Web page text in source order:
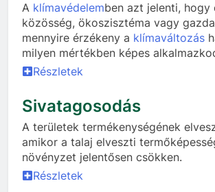
A klímavédelemben azt jelenti, hogy
közösség, ökoszisztéma vagy
mennyire érzékeny a klímaváltozás
milyen mértékben képes
Részletek
Sivatagosodás
A területek termékenységének
amikor a talaj elveszti
növényzet jelentősen csökken.
Részletek